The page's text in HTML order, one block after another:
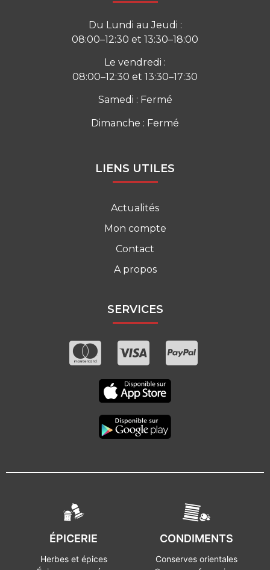
Du Lundi au Jeudi :
08:00–12:30 et 13:30–18:00
Le vendredi :
08:00–12:30 et 13:30–17:30
Samedi : Fermé
Dimanche : Fermé
LIENS UTILES
Actualités
Mon compte
Contact
A propos
SERVICES
ÉPICERIE
Herbes et épices
CONDIMENTS
Conserves orientales